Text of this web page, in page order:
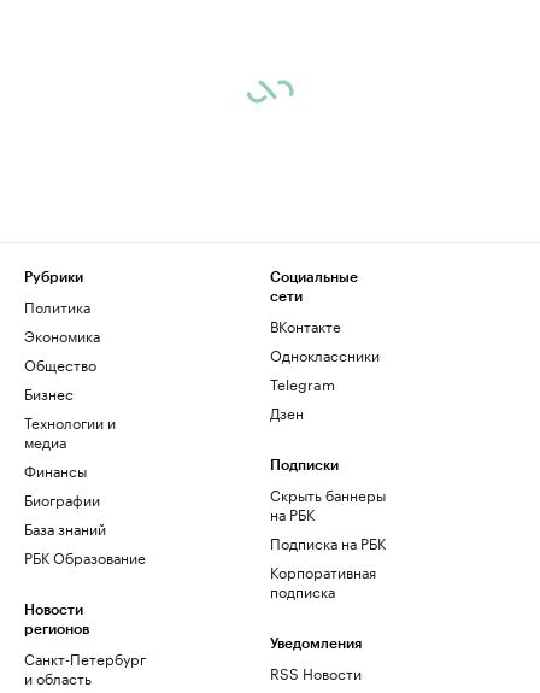
Рубрики
Политика
Экономика
Общество
Бизнес
Технологии и
медиа
Финансы
Биографии
База знаний
РБК Образование
Новости
регионов
Санкт-Петербург
и область
Социальные
сети
ВКонтакте
Одноклассники
Telegram
Дзен
Подписки
Скрыть баннеры
на РБК
Подписка на РБК
Корпоративная
подписка
Уведомления
RSS Новости